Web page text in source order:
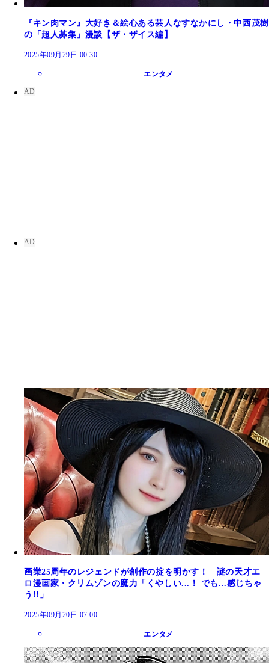
『キン肉マン』大好き＆絵心ある芸人なすなかにし・中西茂樹
の「超人募集」漫談【ザ・ザイス編】
2025年09月29日 00:30
エンタメ
画業25周年のレジェンドが創作の掟を明かす！ 謎の天才エ
ロ漫画家・クリムゾンの魔力「くやしい...！ でも...感じちゃ
う!!」
2025年09月20日 07:00
エンタメ